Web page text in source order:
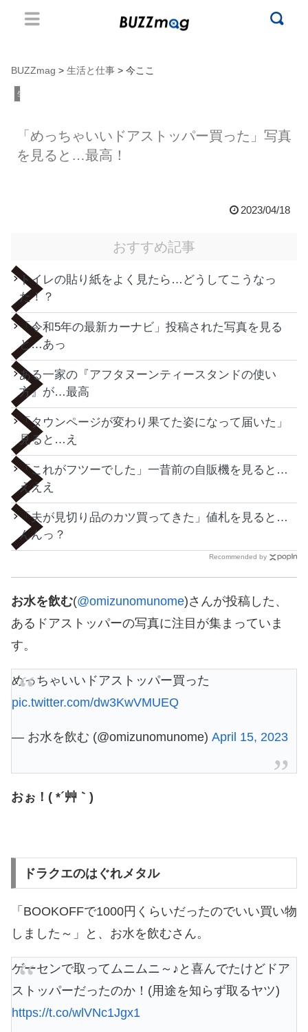
BUZZmag > 生活と仕事 > 今ここ
生活と仕事
「めっちゃいいドアストッパー買った」写真
を見ると…最高！
2023/04/18
おすすめ記事
トイレの貼り紙をよく見たら…どうしてこうなっ
た！？
「令和5年の最新カーナビ」投稿された写真を見る
と…あっ
ある一家の『アフタヌーンティースタンドの使い
方』が…最高
「タウンページが変わり果てた姿になって届いた」
見ると…え
「これがフツーでした」一昔前の自販機を見ると…
えええ
「夫が見切り品のカツ買ってきた」値札を見ると…
んんっ？
Recommended by
お水を飲む(@omizunomunome)さんが投稿した、
あるドアストッパーの写真に注目が集まっていま
す。
めっちゃいいドアストッパー買った
pic.twitter.com/dw3KwVMUEQ
— お水を飲む (@omizunomunome) April 15, 2023
おぉ！( *´艸｀)
ドラクエのはぐれメタル
「BOOKOFFで1000円くらいだったのでいい買い物
しました～」と、お水を飲むさん。
ゲーセンで取ってムニムニ～♪と喜んでたけどドア
ストッパーだったのか！(用途を知らず取るヤツ)
https://t.co/wlVNc1Jgx1